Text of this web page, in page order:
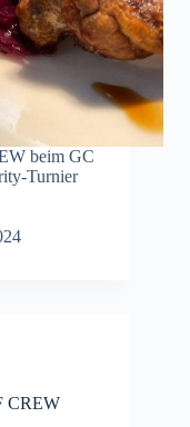
beim GC
Turnier
CREW